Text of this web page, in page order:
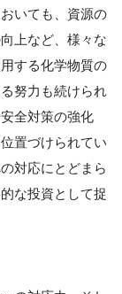
いても、資源の
上など、様々な
する化学物質の
努力も続けられ
全対策の強化
置づけられてい
対応にとどまら
な投資として捉